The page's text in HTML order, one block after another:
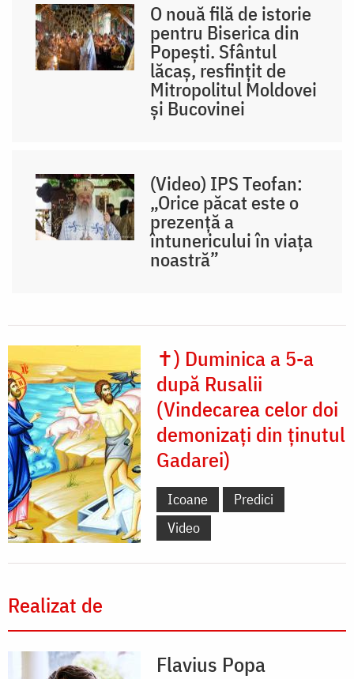
O nouă filă de istorie
pentru Biserica din
Popești. Sfântul
lăcaș, resfințit de
Mitropolitul Moldovei
și Bucovinei
(Video) IPS Teofan:
„Orice păcat este o
prezență a
întunericului în viața
noastră”
✝) Duminica a 5-a
după Rusalii
(Vindecarea celor doi
demonizați din ținutul
Gadarei)
Icoane
Predici
Video
Realizat de
Flavius Popa